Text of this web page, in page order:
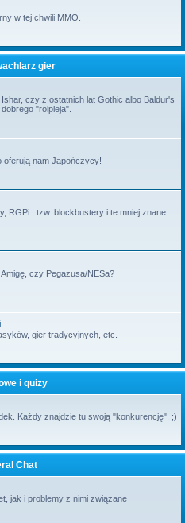
w tej chwili MMO.
gier
czy z ostatnich lat Gothic albo Baldur's
"rolpleja".
oferują nam Japończycy!
RGPi ; tzw. blockbustery i te mniej znane
czy Pegazusa/NESa?
gier tradycyjnych, etc.
i quizy
Każdy znajdzie tu swoją "konkurencję". ;)
Chat
jak i problemy z nimi związane